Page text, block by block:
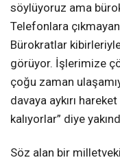
söylüyoruz ama
Telefonlara
Bürokratlar
görüyor. İşlerimize
çoğu zaman
davaya aykırı
kalıyorlar” diye
Söz alan bir